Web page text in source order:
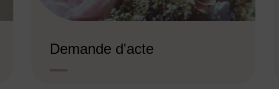
Demande d'acte